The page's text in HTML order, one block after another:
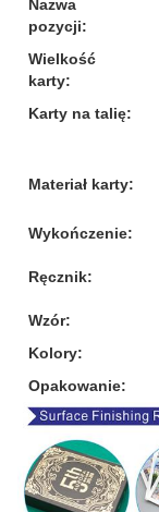
Nazwa
pozycji:
Wielkość
karty:
Karty na talię:
Materiał karty:
Wykończenie:
Ręcznik:
Wzór:
Kolory:
Opakowanie: